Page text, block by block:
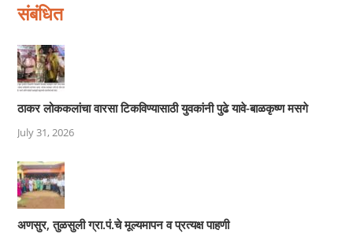
संबंधित
ठाकर लोककलांचा वारसा टिकविण्यासाठी युवकांनी पुढे यावे-बाळकृष्ण मसगे
July 31, 2026
अणसुर, तुळसुली ग्रा.पं.चे मूल्यमापन व प्रत्यक्ष पाहणी